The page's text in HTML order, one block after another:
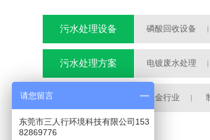
污水处理设备 磷酸回收设备
污水处理自动加
污水处理方案 电镀废水处理
半导体废水处理
五金行业
请您留言
东莞市三人行环境科技有限公司153
82869776